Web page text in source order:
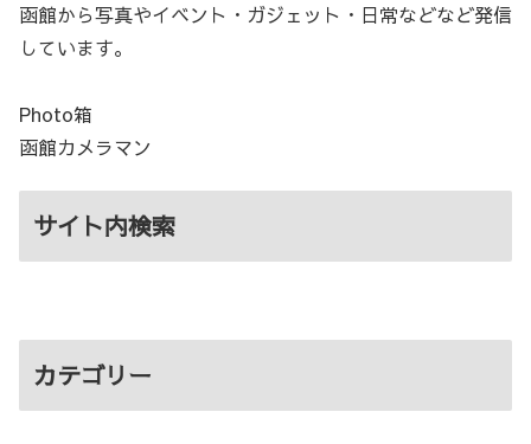
函館から写真やイベント・ガジェット・日常などなど発信
しています。
Photo箱
函館カメラマン
サイト内検索
カテゴリー